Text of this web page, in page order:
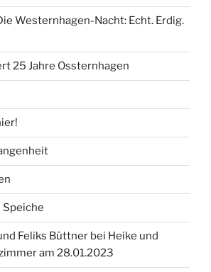
Westernhagen-Nacht: Echt. Erdig.
25 Jahre Ossternhagen
Feliks Büttner bei Heike und
am 28.01.2023